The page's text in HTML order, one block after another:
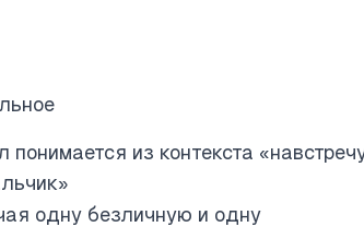
понимается из контекста
одну безличную и одну